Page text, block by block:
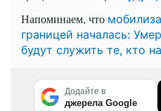
Напоминаем, что
границей началась:
будут служить те, кто
Додайте в
джерела Google